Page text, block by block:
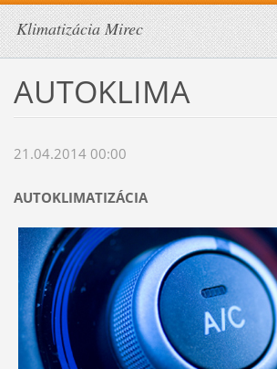
Klimatizácia Mirec
AUTOKLIMA
21.04.2014 00:00
AUTOKLIMATIZÁCIA